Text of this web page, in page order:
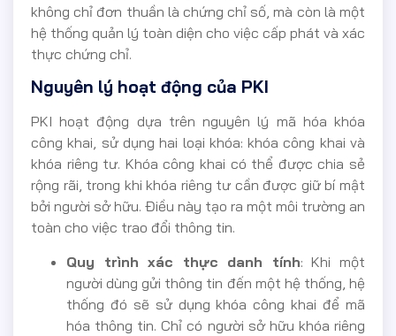
không chỉ đơn thuần là chứng chỉ số, mà còn là một
hệ thống quản lý toàn diện cho việc cấp phát và xác
thực chứng chỉ.
Nguyên lý hoạt động của PKI
PKI hoạt động dựa trên nguyên lý mã hóa khóa
công khai, sử dụng hai loại khóa: khóa công khai và
khóa riêng tư. Khóa công khai có thể được chia sẻ
rộng rãi, trong khi khóa riêng tư cần được giữ bí mật
bởi người sở hữu. Điều này tạo ra một môi trường an
toàn cho việc trao đổi thông tin.
Quy trình xác thực danh tính: Khi một
người dùng gửi thông tin đến một hệ thống, hệ
thống đó sẽ sử dụng khóa công khai để mã
hóa thông tin. Chỉ có người sở hữu khóa riêng